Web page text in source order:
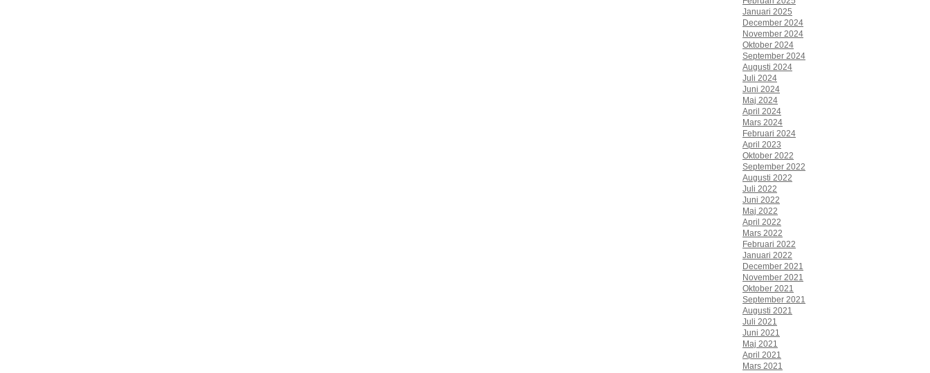
Januari 2025
December 2024
November 2024
Oktober 2024
September 2024
Augusti 2024
Juli 2024
Juni 2024
Maj 2024
April 2024
Mars 2024
Februari 2024
April 2023
Oktober 2022
September 2022
Augusti 2022
Juli 2022
Juni 2022
Maj 2022
April 2022
Mars 2022
Februari 2022
Januari 2022
December 2021
November 2021
Oktober 2021
September 2021
Augusti 2021
Juli 2021
Juni 2021
Maj 2021
April 2021
Mars 2021